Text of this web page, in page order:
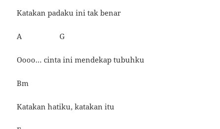
Katakan padaku ini tak benar
A G
Oooo… cinta ini mendekap tubuhku
Bm
Katakan hatiku, katakan itu